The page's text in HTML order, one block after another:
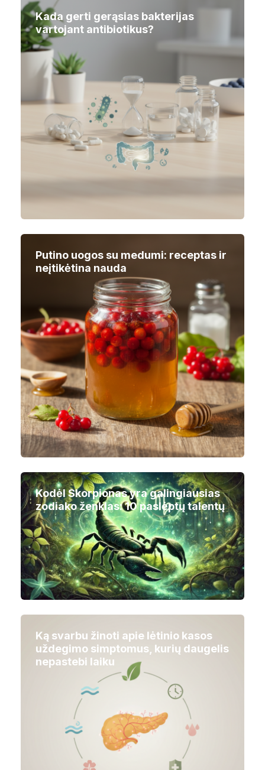
Kada gerti gerąsias bakterijas
vartojant antibiotikus?
Putino uogos su medumi: receptas ir
neįtikėtina nauda
Kodėl Skorpionas yra galingiausias
zodiako ženklas: 10 paslėptų talentų
Ką svarbu žinoti apie lėtinio kasos
uždegimo simptomus, kurių daugelis
nepastebi laiku